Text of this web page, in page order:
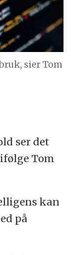
sier Tom
ser det
Tom
kan
på